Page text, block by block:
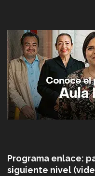
Programa enlace:
siguiente nivel